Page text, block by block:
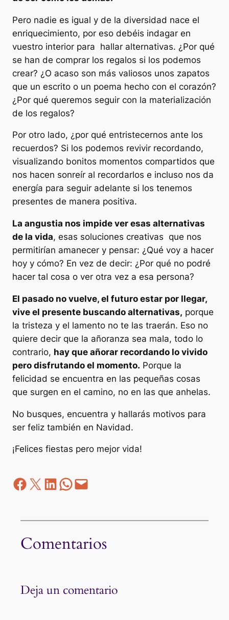
Pero nadie es igual y de la diversidad nace el
enriquecimiento, por eso debéis indagar en
vuestro interior para hallar alternativas. ¿Por qué
se han de comprar los regalos si los podemos
crear? ¿O acaso son más valiosos unos zapatos
que un escrito o un poema hecho con el corazón?
¿Por qué queremos seguir con la materialización
de los regalos?
Por otro lado, ¿por qué entristecernos ante los
recuerdos? Si los podemos revivir recordando,
visualizando bonitos momentos compartidos que
nos hacen sonreír al recordarlos e incluso nos da
energía para seguir adelante si los tenemos
presentes de manera positiva.
La angustia nos impide ver esas alternativas
de la vida, esas soluciones creativas que nos
permitirían amanecer y pensar: ¿Qué voy a hacer
hoy y cómo? En vez de decir: ¿Por qué no podré
hacer tal cosa o ver otra vez a esa persona?
El pasado no vuelve, el futuro estar por llegar,
vive el presente buscando alternativas, porque
la tristeza y el lamento no te las traerán. Eso no
quiere decir que la añoranza sea mala, todo lo
contrario, hay que añorar recordando lo vivido
pero disfrutando el momento. Porque la
felicidad se encuentra en las pequeñas cosas
que surgen en el camino, no en las que anhelas.
No busques, encuentra y hallarás motivos para
ser feliz también en Navidad.
¡Felices fiestas pero mejor vida!
Facebook
Z LinkedIn
WhatsApp
correo electrónico
Comentarios
Deja un comentario